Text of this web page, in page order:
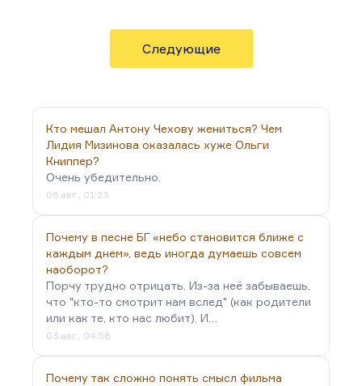
Я не вижу разницы между студентом и
профессором, а может быть, студент еще и
лучше. Я не льщу молодым, не пытаюсь к ним
отношения. Я не вижу принципиальной разницы
между взрослыми и детьми. Я со своим сыном
Андреем всегда говорил как со взрослым. Может
быть, иногда слишком жестко. И с Шервудом та
Следующие
Кто мешал Антону Чехову жениться? Чем
Лидия Мизинова оказалась хуже Ольги
Книппер?
Очень убедительно.
06 авг., 01:23
Почему в песне БГ «небо становится ближе с
каждым днем», ведь иногда думаешь совсем
наоборот?
Порчу трудно отрицать. Из-за неё забываешь,
что "кто-то смотрит нам вслед" (как родители
или как те, кто нас любит). И…
03 авг., 04:58
Почему так сложно понять смысл фильма